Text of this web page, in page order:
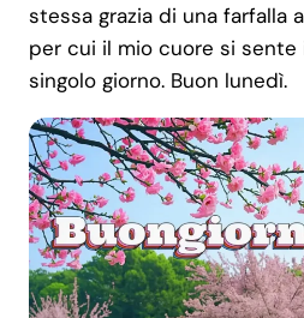
stessa grazia di una farfalla
per cui il mio cuore si sente
singolo giorno. Buon lunedì.